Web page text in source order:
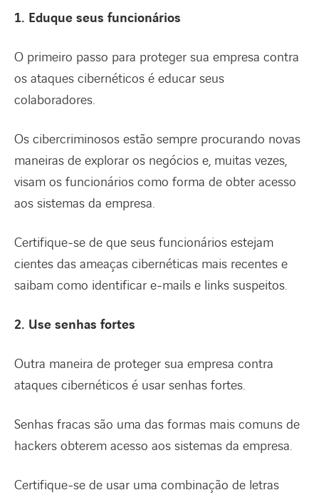
1. Eduque seus funcionários
O primeiro passo para proteger sua empresa contra
os ataques cibernéticos é educar seus
colaboradores.
Os cibercriminosos estão sempre procurando novas
maneiras de explorar os negócios e, muitas vezes,
visam os funcionários como forma de obter acesso
aos sistemas da empresa.
Certifique-se de que seus funcionários estejam
cientes das ameaças cibernéticas mais recentes e
saibam como identificar e-mails e links suspeitos.
2. Use senhas fortes
Outra maneira de proteger sua empresa contra
ataques cibernéticos é usar senhas fortes.
Senhas fracas são uma das formas mais comuns de
hackers obterem acesso aos sistemas da empresa.
Certifique-se de usar uma combinação de letras